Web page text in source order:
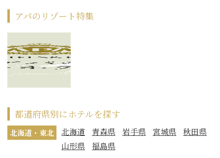
アパのリゾート特集
都道府県別にホテルを探す
北海道・東北 北海道 青森県 岩手県 宮城県
秋田県
山形県
福島県